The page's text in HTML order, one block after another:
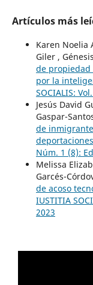
Artículos más
Karen Noelia
Giler ,
de propiedad
por la
SOCIALIS:
Jesús David
Gaspar-
de
Núm. 1 (8):
Melissa
Garcés-
de acoso
IUSTITIA
2023